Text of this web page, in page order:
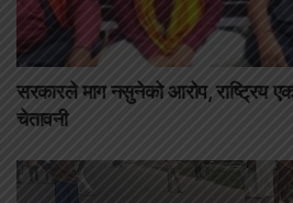
सरकारले माग नसुनेको आरोप, राष्ट्रिय
चेतावनी